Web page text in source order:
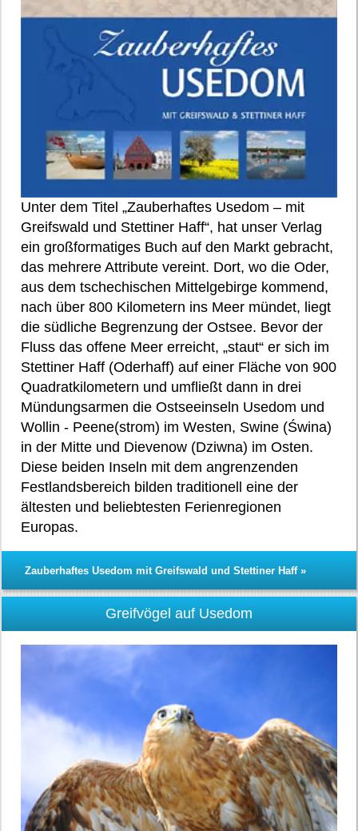
Unter dem Titel „Zauberhaftes Usedom – mit
Greifswald und Stettiner Haff“, hat unser Verlag
ein großformatiges Buch auf den Markt gebracht,
das mehrere Attribute vereint. Dort, wo die Oder,
aus dem tschechischen Mittelgebirge kommend,
nach über 800 Kilometern ins Meer mündet, liegt
die südliche Begrenzung der Ostsee. Bevor der
Fluss das offene Meer erreicht, „staut“ er sich im
Stettiner Haff (Oderhaff) auf einer Fläche von 900
Quadratkilometern und umfließt dann in drei
Mündungsarmen die Ostseeinseln Usedom und
Wollin - Peene(strom) im Westen, Swine (Świna)
in der Mitte und Dievenow (Dziwna) im Osten.
Diese beiden Inseln mit dem angrenzenden
Festlandsbereich bilden traditionell eine der
ältesten und beliebtesten Ferienregionen
Europas.
Zauberhaftes Usedom mit Greifswald und Stettiner Haff »
Greifvögel auf Usedom